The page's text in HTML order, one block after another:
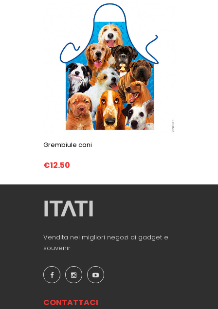
Grembiule cani
€12.50
Vendita nei migliori negozi di gadget e
souvenir
CONTATTACI